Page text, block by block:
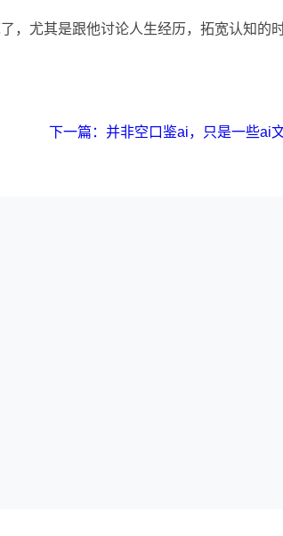
，尤其是跟他讨论人生经历，拓宽认知的
下一篇：并非空口鉴ai，只是一些ai